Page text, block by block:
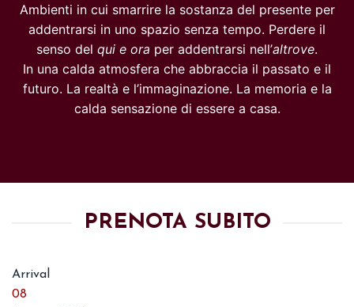
Ambienti in cui smarrire la sostanza del presente per
addentrarsi in uno spazio senza tempo. Perdere il
senso del qui e ora per addentrarsi nell’altrove.
In una calda atmosfera che abbraccia il passato e il
futuro. La realtà e l’immaginazione. La memoria e la
calda sensazione di essere a casa.
PRENOTA SUBITO